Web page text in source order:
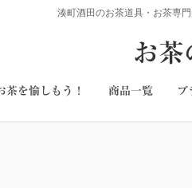
湊町酒田のお茶道具・お茶専
お茶
茶を愉しもう！ 商品一覧 プ